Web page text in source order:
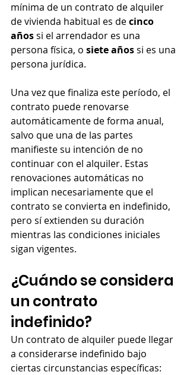
mínima de un contrato de alquiler
de vivienda habitual es de cinco
años si el arrendador es una
persona física, o siete años si es una
persona jurídica.
Una vez que finaliza este período, el
contrato puede renovarse
automáticamente de forma anual,
salvo que una de las partes
manifieste su intención de no
continuar con el alquiler. Estas
renovaciones automáticas no
implican necesariamente que el
contrato se convierta en indefinido,
pero sí extienden su duración
mientras las condiciones iniciales
sigan vigentes.
¿Cuándo se considera
un contrato
indefinido?
Un contrato de alquiler puede llegar
a considerarse indefinido bajo
ciertas circunstancias específicas: